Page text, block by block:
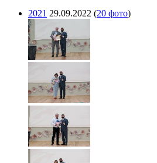
2021 29.09.2022 (20 фото)